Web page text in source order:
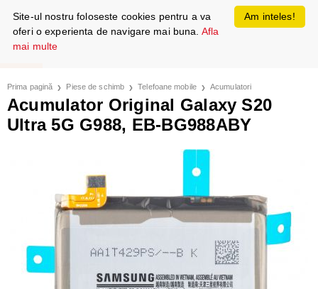
Prima pagină Piese de schimb Telefoane mobile Acumulatori
Acumulator Original Galaxy S20
Ultra 5G G988, EB-BG988ABY
Am inteles!
Site-ul nostru foloseste cookies pentru a va
oferi o experienta de navigare mai buna. Afla
mai multe